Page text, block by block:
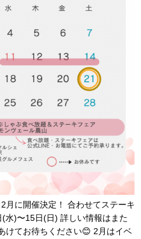
月に開催決定！ 合わせてステーキ
)〜15日(日) 詳しい情報はまた
けてお待ちください😊 2月はイベ